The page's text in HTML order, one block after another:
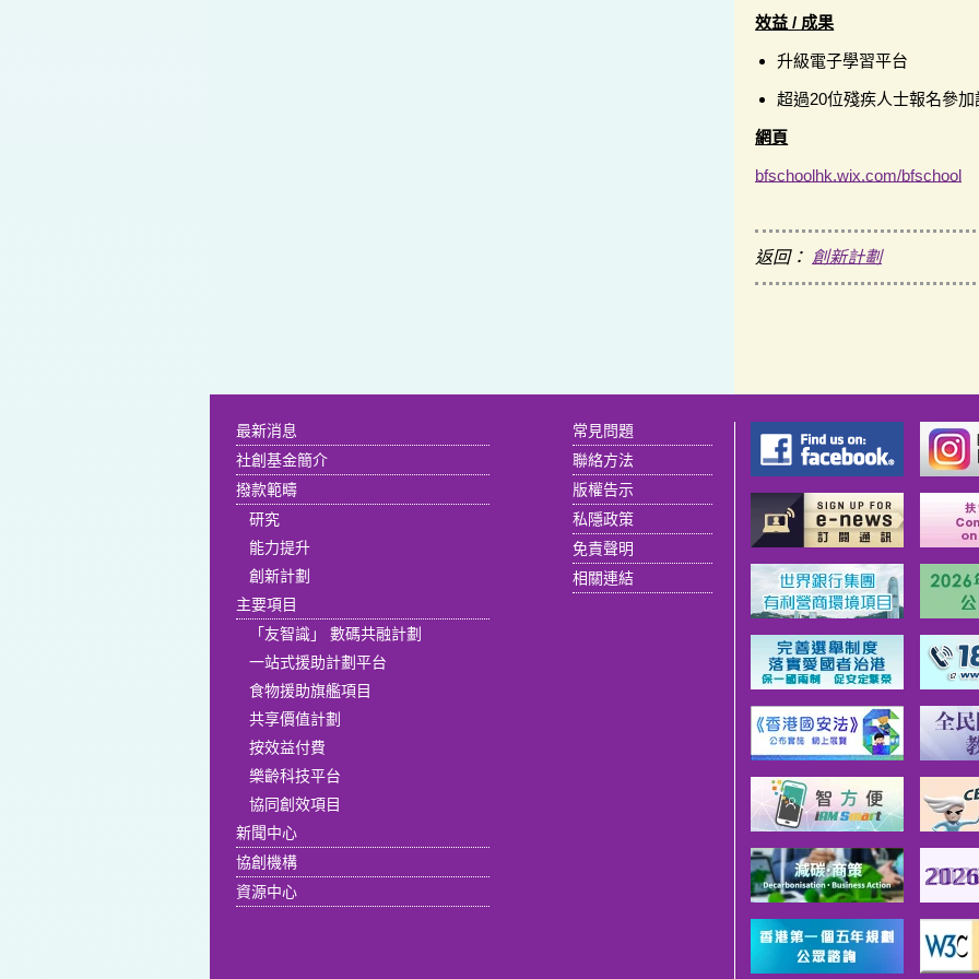
效益 / 成果
升級電子學習平台
超過20位殘疾人士報名參加
網頁
bfschoolhk.wix.com/bfschool
返回： 創新計劃
最新消息
社創基金簡介
撥款範疇
研究
能力提升
創新計劃
主要項目
「友智識」 數碼共融計劃
一站式援助計劃平台
食物援助旗艦項目
共享價值計劃
按效益付費
樂齡科技平台
協同創效項目
新聞中心
協創機構
資源中心
常見問題
聯絡方法
版權告示
私隱政策
免責聲明
相關連結